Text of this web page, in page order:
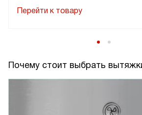
Перейти к товару
Почему стоит выбрать